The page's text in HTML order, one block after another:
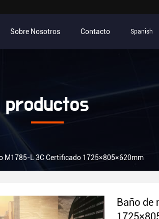
Sobre Nosotros Contacto Spanish
productos
M1785-L 3C Certificado 1725×805×620mm
Baño de